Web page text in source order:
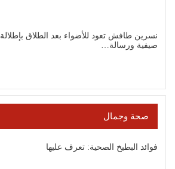
نسرين طافش تعود للأضواء بعد الطلاق بإطلالة
صيفية ورسالة…
صحة وجمال
فوائد البطيخ الصحية: تعرف عليها